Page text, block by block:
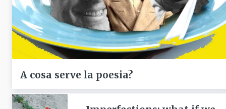
A cosa serve la poesia?